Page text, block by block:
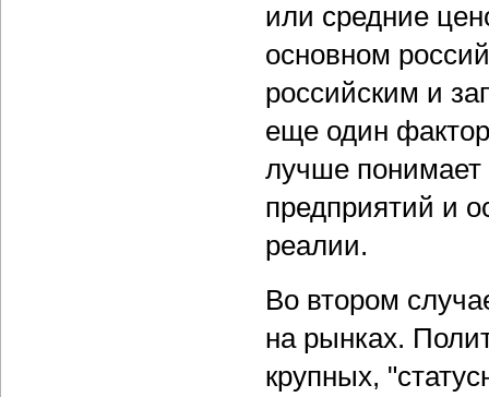
или средние
основном
российским и
еще один
лучше понимает
предприятий и
реалии.
Во втором
на рынках.
крупных,